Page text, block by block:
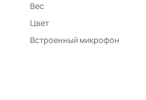
Вес
Цвет
Встроенный микрофон